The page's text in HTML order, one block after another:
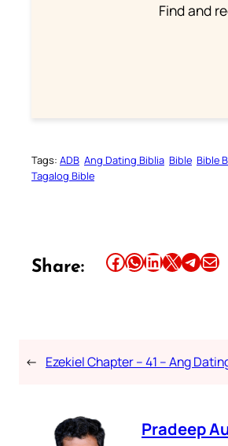
Find and
Tags: ADB Ang Dating Biblia Bible Bible
Tagalog Bible
Share: Share this article on Facebook Share this article on WhatsApp Share this article on LinkedIn Share this article on X Share this article on TelegramEmail this Article
← Ezekiel Chapter – 41 – Ang
Pradeep